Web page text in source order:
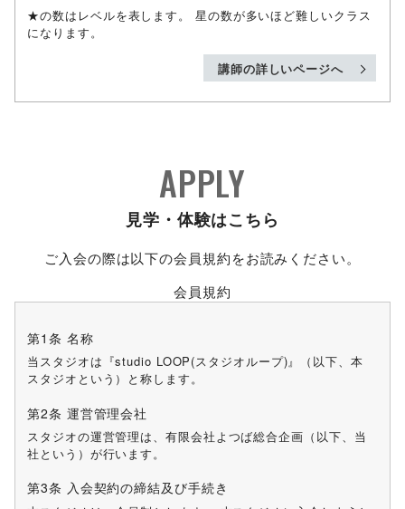
★の数はレベルを表します。
星の数が多いほど難しいクラス
になります。
講師の詳しいページへ
APPLY
見学・体験はこちら
ご入会の際は以下の会員規約をお読みください。
会員規約
第1条 名称
当スタジオは『studio LOOP(スタジオループ)』（以下、本
スタジオという）と称します。
第2条 運営管理会社
スタジオの運営管理は、有限会社よつば総合企画（以下、当
社という）が行います。
第3条 入会契約の締結及び手続き